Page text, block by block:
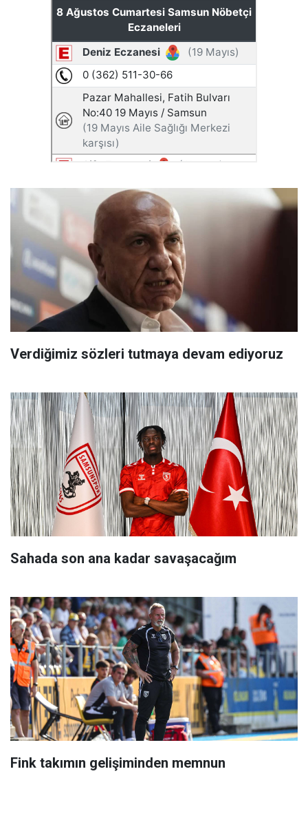
Verdiğimiz sözleri tutmaya devam ediyoruz
Sahada son ana kadar savaşacağım
Fink takımın gelişiminden memnun